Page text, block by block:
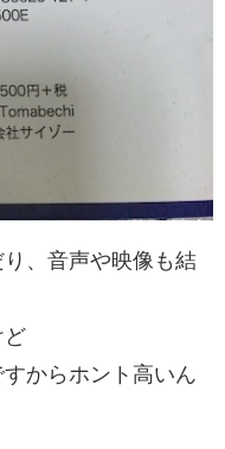
、音声や映像も結
ど
からホント高いん